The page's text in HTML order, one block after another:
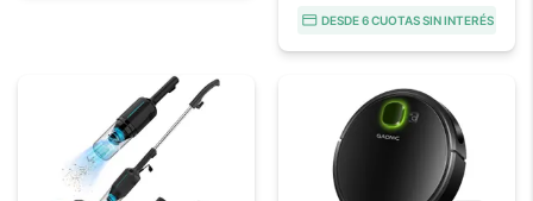
DESDE 6 CUOTAS SIN INTERÉS